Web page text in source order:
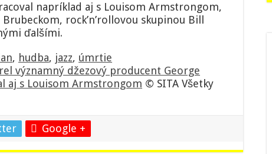
napríklad aj s Louisom Armstrongom,
rock’n’rollovou skupinou Bill
ďalšími.
, hudba, jazz, úmrtie
významný džezový producent George
aj s Louisom Armstrongom © SITA Všetky
Google +